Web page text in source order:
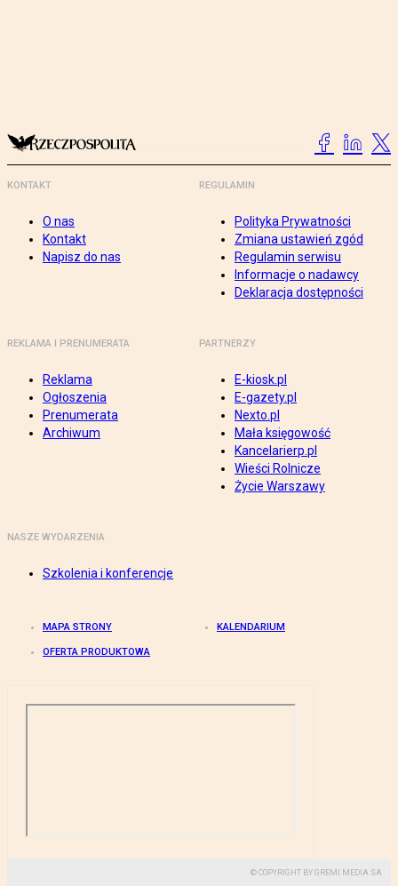
KONTAKT
O nas
Kontakt
Napisz do nas
REGULAMIN
Polityka Prywatności
Zmiana ustawień zgód
Regulamin serwisu
Informacje o nadawcy
Deklaracja dostępności
REKLAMA I PRENUMERATA
Reklama
Ogłoszenia
Prenumerata
Archiwum
PARTNERZY
E-kiosk.pl
E-gazety.pl
Nexto.pl
Mała księgowość
Kancelarierp.pl
Wieści Rolnicze
Życie Warszawy
NASZE WYDARZENIA
Szkolenia i konferencje
MAPA STRONY KALENDARIUM
OFERTA PRODUKTOWA
© COPYRIGHT BY GREMI MEDIA SA